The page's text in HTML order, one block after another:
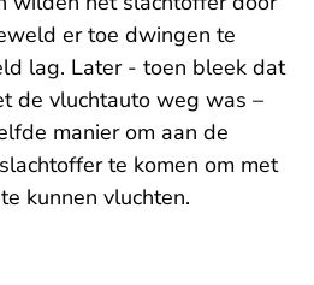
er toe dwingen te
lag. Later - toen bleek dat
de vluchtauto weg was –
manier om aan de
te komen om met
kunnen vluchten.